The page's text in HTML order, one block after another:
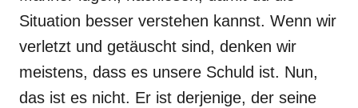
Situation besser verstehen kannst. Wenn wir
verletzt und getäuscht sind, denken wir
meistens, dass es unsere Schuld ist. Nun,
das ist es nicht. Er ist derjenige, der seine